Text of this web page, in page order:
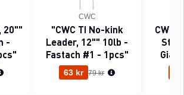
20""
-
pris:
CWC
"CWC TI No-kink
Leader, 12"" 10lb -
Fastach #1 - 1pcs"
63 kr Ordinarie pris:
79 kr
CWC